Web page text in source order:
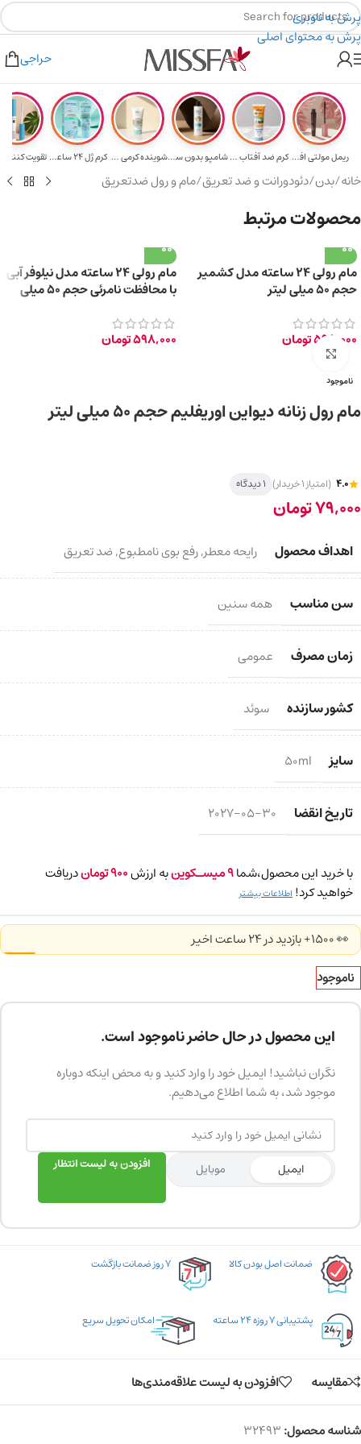
پرش به ناوبری
پرش به محتوای اصلی
۲٪ تخفیف روی سبد خرید برای روش کارت به کارت
هدیه برای خرید های بالای ۵ میلیون تومن
حراجی
ریمل مولتی افکت... کرم ضد آفتاب حا... شامپو بدون سولف... شوینده کرمی صور... کرم ژل ۲۴ ساعته... تقویت‌ کننده
خانه/بدن/دئودورانت و ضد تعریق/مام و رول ضدتعریق
محصولات مرتبط
مام رولی 24 ساعته مدل کشمیر
حجم 50 میلی لیتر
598,000تومان
مام رولی 24 ساعته مدل نیلوفر آبی
با محافظت نامرئی حجم 50 میلی
598,000تومان
ناموجود
برای بزرگ‌نمایی کلیک کنید
مام رول زنانه دیواین اوریفلیم حجم ۵۰ میلی لیتر
4.0 (امتیاز 1 خریدار) 1 دیدگاه
79,000تومان
اهداف محصول رایحه معطر,رفع بوی نامطبوع,ضد تعریق
سن مناسب همه سنین
زمان مصرف عمومی
کشور سازنده سوئد
سایز 50ml
تاریخ انقضا 2027-05-30
با خرید این محصول،شما9میسـکوینبه ارزش900توماندریافت
خواهید کرد! اطلاعات بیشتر
👀 1500+ بازدید در ۲۴ ساعت اخیر
ناموجود
این محصول در حال حاضر ناموجود است.
نگران نباشید! ایمیل خود را وارد کنید و به محض اینکه دوباره
موجود شد، به شما اطلاع می‌دهیم.
ایمیل موبایل افزودن به لیست انتظار
ضمانت اصل بودن کالا ۷ روز ضمانت بازگشت
پشتیبانی ۷ روزه ۲۴ ساعته امکان تحویل سریع
مقایسه افزودن به لیست علاقه‌مندی‌ها
شناسه محصول:32493